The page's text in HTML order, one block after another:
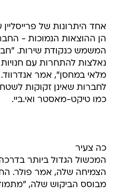
אחד היתרונות של
הן ההוצאות הנמוכות -
המשמש כנקודת שירות.
נאלצות להתחרות עם
מלאי במחסן", אמר
לחברות שאינן זקוקות
כמו טיקט-מאסטר ואי.ביי.
כה צעיר
המכשול הגדול ביותר בדרכה
הצמיחה שלה, אמר פולר.
מבוסס הביקוש שלה,